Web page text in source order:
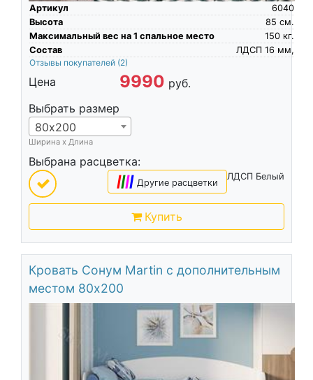
Артикул
6040
Высота
см.
85
Максимальный вес на 1 спальное место
кг.
150
Состав
ЛДСП 16 мм,
Отзывы покупателей (2)
Цена 9990 руб.
Выбрать размер
80х200
Ширина х Длина
Выбрана расцветка:
ЛДСП Белый
|||| Другие расцветки
Купить
Кровать Сонум Martin с дополнительным
местом 80х200